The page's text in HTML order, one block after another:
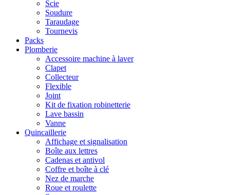
Scie
Soudure
Taraudage
Tournevis
Packs
Plomberie
Accessoire machine à laver
Clapet
Collecteur
Flexible
Joint
Kit de fixation robinetterie
Lave bassin
Vanne
Quincaillerie
Affichage et signalisation
Boîte aux lettres
Cadenas et antivol
Coffre et boîte à clé
Nez de marche
Roue et roulette